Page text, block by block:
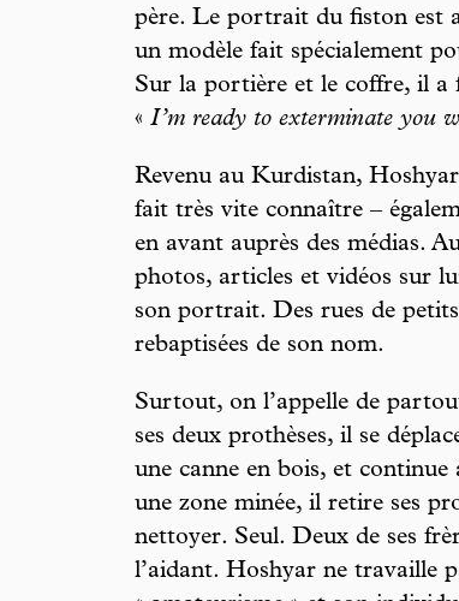
père. Le portrait du fiston est
un modèle fait spécialement
Sur la portière et le coffre, il a
« I’m ready to exterminate you
Revenu au Kurdistan,
fait très vite connaître –
en avant auprès des médias.
photos, articles et vidéos sur
son portrait. Des rues de
rebaptisées de son nom.
Surtout, on l’appelle de
ses deux prothèses, il se
une canne en bois, et
une zone minée, il retire ses
nettoyer. Seul. Deux de ses
l’aidant. Hoshyar ne travaille